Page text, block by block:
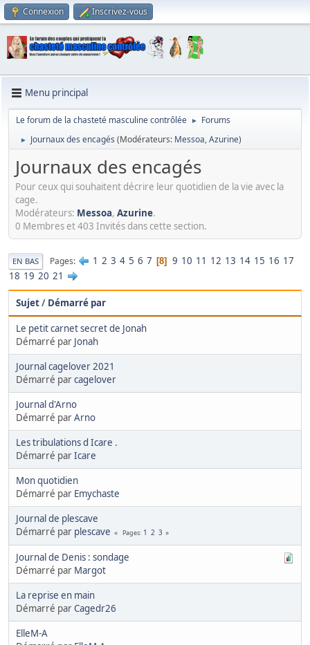
Connexion Inscrivez-vous
Menu principal
Le forum de la chasteté masculine contrôlée ► Forums
► Journaux des encagés (Modérateurs: Messoa,Azurine)
Journaux des encagés
Pour ceux qui souhaitent décrire leur quotidien de la vie avec la
cage.
Modérateurs: Messoa, Azurine.
0 Membres et 403 Invités dans cette section.
EN BAS Pages 1 2 3 4 5 6 7 8 9 10 11 12 13 14 15 16 17
18 19 20 21
Sujet/ Démarré par
Le petit carnet secret de Jonah
Démarré par Jonah
Journal cagelover 2021
Démarré parcagelover
Journal d'Arno
Démarré parArno
Les tribulations d Icare .
Démarré parIcare
Mon quotidien
Démarré par Emychaste
Journal de plescave
Démarré par plescave Pages 1 2 3
Journal de Denis : sondage
Démarré par Margot
La reprise en main
Démarré parCagedr26
ElleM-A